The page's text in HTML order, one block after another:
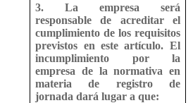
3. La empresa será
responsable de acreditar el
cumplimiento de los requisitos
previstos en este artículo. El
incumplimiento por la
empresa de la normativa en
materia de registro de
jornada dará lugar a que: